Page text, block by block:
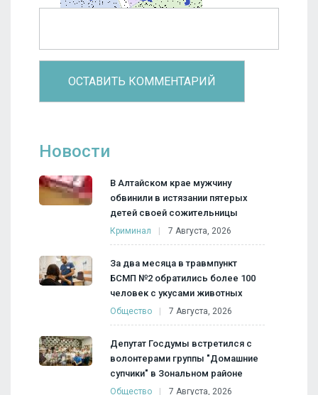
Новости
В Алтайском крае мужчину
обвинили в истязании пятерых
детей своей сожительницы
Криминал 7 Августа, 2026
За два месяца в травмпункт
БСМП №2 обратились более 100
человек с укусами животных
Общество 7 Августа, 2026
Депутат Госдумы встретился с
волонтерами группы "Домашние
супчики" в Зональном районе
Общество 7 Августа, 2026